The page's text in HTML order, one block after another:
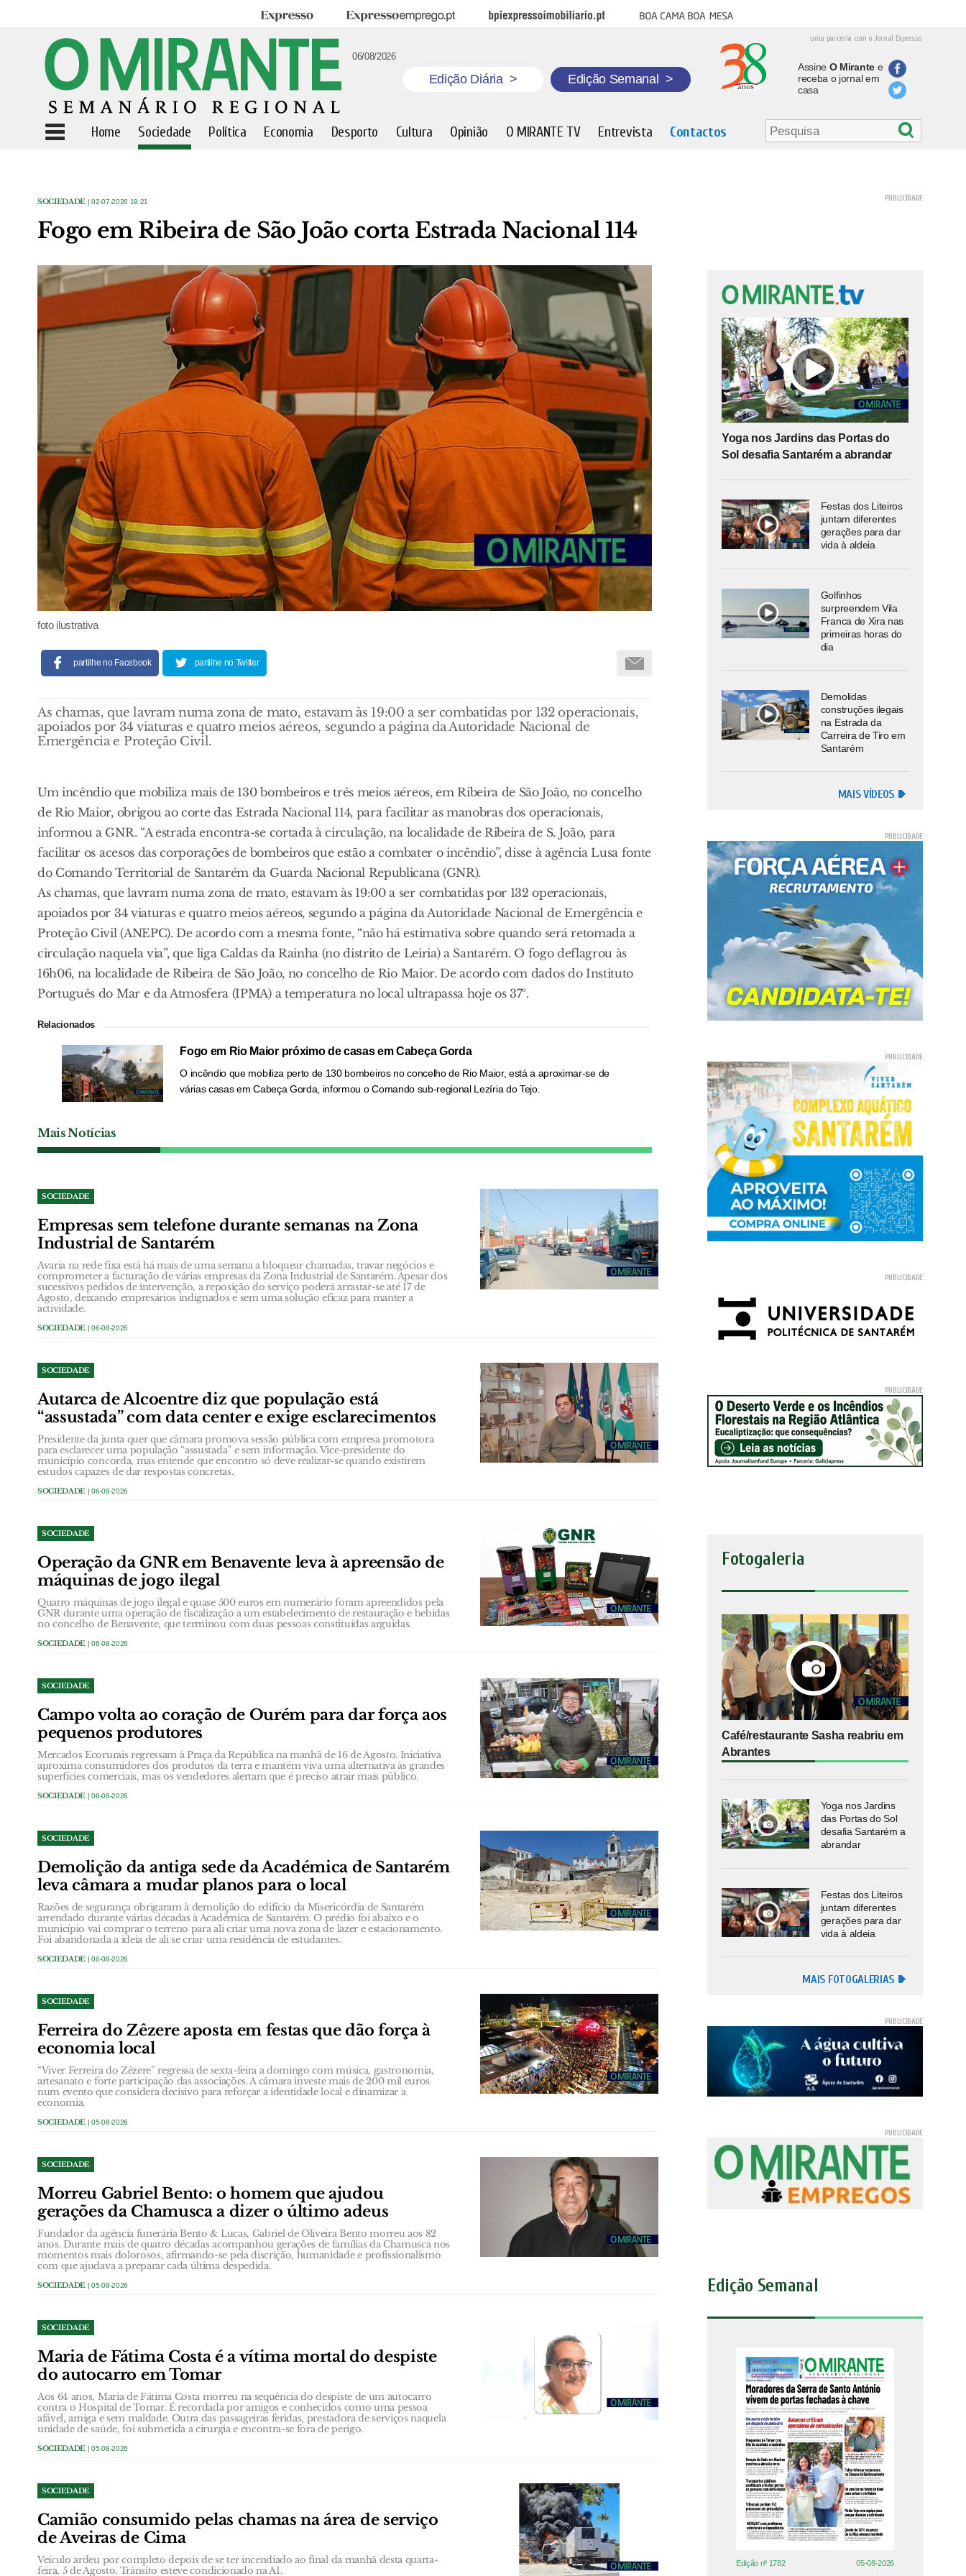
Expresso Expresso Emprego BPI Expresso Imobiliário Boa cama boa mesa
uma parceria com o Jornal Expresso
06/08/2026
Edição Diária > Edição Semanal >
Assine O Mirantee
receba o jornal em
casa
Home Sociedade Política Economia Desporto Cultura Opinião O MIRANTE TV Entrevista Contactos
SOCIEDADE | 02-07-2026 19:21
Fogo em Ribeira de São João corta Estrada Nacional 114
foto ilustrativa
partilhe no Facebook partilhe no Twitter
As chamas, que lavram numa zona de mato, estavam às 19:00 a ser combatidas por 132 operacionais,
apoiados por 34 viaturas e quatro meios aéreos, segundo a página da Autoridade Nacional de
Emergência e Proteção Civil.
Um incêndio que mobiliza mais de 130 bombeiros e três meios aéreos, em Ribeira de São João, no concelho
de Rio Maior, obrigou ao corte das Estrada Nacional 114, para facilitar as manobras dos operacionais,
informou a GNR. “A estrada encontra-se cortada à circulação, na localidade de Ribeira de S. João, para
facilitar os acesos das corporações de bombeiros que estão a combater o incêndio”, disse à agência Lusa fonte
do Comando Territorial de Santarém da Guarda Nacional Republicana (GNR).
As chamas, que lavram numa zona de mato, estavam às 19:00 a ser combatidas por 132 operacionais,
apoiados por 34 viaturas e quatro meios aéreos, segundo a página da Autoridade Nacional de Emergência e
Proteção Civil (ANEPC). De acordo com a mesma fonte, “não há estimativa sobre quando será retomada a
circulação naquela via”, que liga Caldas da Rainha (no distrito de Leiria) a Santarém. O fogo deflagrou às
16h06, na localidade de Ribeira de São João, no concelho de Rio Maior. De acordo com dados do Instituto
Português do Mar e da Atmosfera (IPMA) a temperatura no local ultrapassa hoje os 37º.
Relacionados
Fogo em Rio Maior próximo de casas em Cabeça Gorda
O incêndio que mobiliza perto de 130 bombeiros no concelho de Rio Maior, está a aproximar-se de
várias casas em Cabeça Gorda, informou o Comando sub-regional Lezíria do Tejo.
Mais Notícias
SOCIEDADE
Empresas sem telefone durante semanas na Zona
Industrial de Santarém
Avaria na rede fixa está há mais de uma semana a bloquear chamadas, travar negócios e
comprometer a facturação de várias empresas da Zona Industrial de Santarém. Apesar dos
sucessivos pedidos de intervenção, a reposição do serviço poderá arrastar-se até 17 de
Agosto, deixando empresários indignados e sem uma solução eficaz para manter a
actividade.
SOCIEDADE | 06-08-2026
SOCIEDADE
Autarca de Alcoentre diz que população está
“assustada” com data center e exige esclarecimentos
Presidente da junta quer que câmara promova sessão pública com empresa promotora
para esclarecer uma população “assustada” e sem informação. Vice-presidente do
município concorda, mas entende que encontro só deve realizar-se quando existirem
estudos capazes de dar respostas concretas.
SOCIEDADE | 06-08-2026
SOCIEDADE
Operação da GNR em Benavente leva à apreensão de
máquinas de jogo ilegal
Quatro máquinas de jogo ilegal e quase 500 euros em numerário foram apreendidos pela
GNR durante uma operação de fiscalização a um estabelecimento de restauração e bebidas
no concelho de Benavente, que terminou com duas pessoas constituídas arguidas.
SOCIEDADE | 06-08-2026
SOCIEDADE
Campo volta ao coração de Ourém para dar força aos
pequenos produtores
Mercados Ecorurais regressam à Praça da República na manhã de 16 de Agosto. Iniciativa
aproxima consumidores dos produtos da terra e mantém viva uma alternativa às grandes
superfícies comerciais, mas os vendedores alertam que é preciso atrair mais público.
SOCIEDADE | 06-08-2026
SOCIEDADE
Demolição da antiga sede da Académica de Santarém
leva câmara a mudar planos para o local
Razões de segurança obrigaram à demolição do edifício da Misericórdia de Santarém
arrendado durante várias décadas à Académica de Santarém. O prédio foi abaixo e o
município vai comprar o terreno para ali criar uma nova zona de lazer e estacionamento.
Foi abandonada a ideia de ali se criar uma residência de estudantes.
SOCIEDADE | 06-08-2026
SOCIEDADE
Ferreira do Zêzere aposta em festas que dão força à
economia local
“Viver Ferreira do Zêzere” regressa de sexta-feira a domingo com música, gastronomia,
artesanato e forte participação das associações. A câmara investe mais de 200 mil euros
num evento que considera decisivo para reforçar a identidade local e dinamizar a
economia.
SOCIEDADE | 05-08-2026
SOCIEDADE
Morreu Gabriel Bento: o homem que ajudou
gerações da Chamusca a dizer o último adeus
Fundador da agência funerária Bento & Lucas, Gabriel de Oliveira Bento morreu aos 82
anos. Durante mais de quatro décadas acompanhou gerações de famílias da Chamusca nos
momentos mais dolorosos, afirmando-se pela discrição, humanidade e profissionalismo
com que ajudava a preparar cada última despedida.
SOCIEDADE | 05-08-2026
SOCIEDADE
Maria de Fátima Costa é a vítima mortal do despiste
do autocarro em Tomar
Aos 64 anos, Maria de Fátima Costa morreu na sequência do despiste de um autocarro
contra o Hospital de Tomar. É recordada por amigos e conhecidos como uma pessoa
afável, amiga e sem maldade. Outra das passageiras feridas, prestadora de serviços naquela
unidade de saúde, foi submetida a cirurgia e encontra-se fora de perigo.
SOCIEDADE | 05-08-2026
SOCIEDADE
Camião consumido pelas chamas na área de serviço
de Aveiras de Cima
Veículo ardeu por completo depois de se ter incendiado ao final da manhã desta quarta-
feira, 5 de Agosto. Trânsito esteve condicionado na A1.
Yoga nos Jardins das Portas do
Sol desafia Santarém a abrandar
Festas dos Liteiros
juntam diferentes
gerações para dar
vida à aldeia
Golfinhos
surpreendem Vila
Franca de Xira nas
primeiras horas do
dia
Demolidas
construções ilegais
na Estrada da
Carreira de Tiro em
Santarém
MAIS VÍDEOS
Fotogaleria
Café/restaurante Sasha reabriu em
Abrantes
Yoga nos Jardins
das Portas do Sol
desafia Santarém a
abrandar
Festas dos Liteiros
juntam diferentes
gerações para dar
vida à aldeia
MAIS FOTOGALERIAS
Edição Semanal
Edição nº 1782 05-08-2026